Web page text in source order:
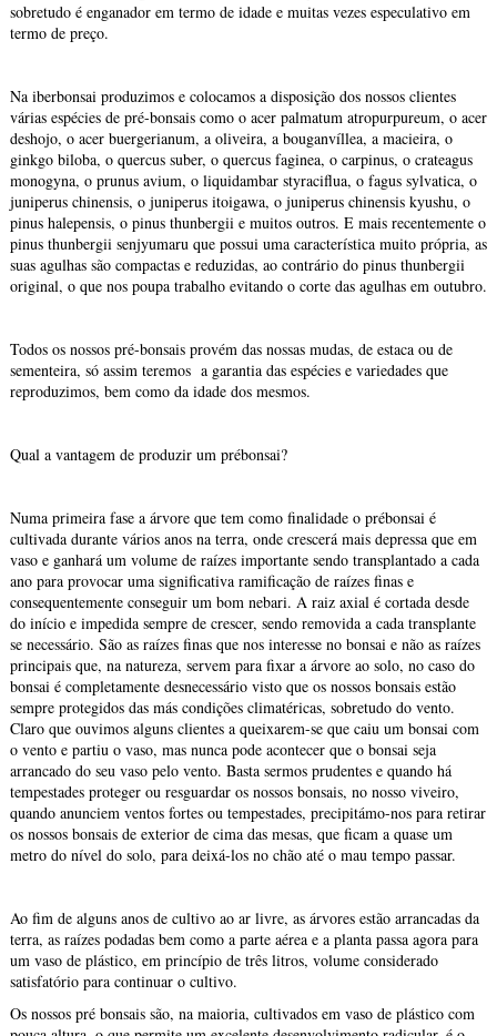
sobretudo é enganador em termo de idade e muitas vezes especulativo em
termo de preço.
Na iberbonsai produzimos e colocamos a disposição dos nossos clientes
várias espécies de pré-bonsais como o acer palmatum atropurpureum, o acer
deshojo, o acer buergerianum, a oliveira, a bouganvíllea, a macieira, o
ginkgo biloba, o quercus suber, o quercus faginea, o carpinus, o crateagus
monogyna, o prunus avium, o liquidambar styraciflua, o fagus sylvatica, o
juniperus chinensis, o juniperus itoigawa, o juniperus chinensis kyushu, o
pinus halepensis, o pinus thunbergii e muitos outros. E mais recentemente o
pinus thunbergii senjyumaru que possui uma característica muito própria, as
suas agulhas são compactas e reduzidas, ao contrário do pinus thunbergii
original, o que nos poupa trabalho evitando o corte das agulhas em outubro.
Todos os nossos pré-bonsais provém das nossas mudas, de estaca ou de
sementeira, só assim teremos a garantia das espécies e variedades que
reproduzimos, bem como da idade dos mesmos.
Qual a vantagem de produzir um prébonsai?
Numa primeira fase a árvore que tem como finalidade o prébonsai é
cultivada durante vários anos na terra, onde crescerá mais depressa que em
vaso e ganhará um volume de raízes importante sendo transplantado a cada
ano para provocar uma significativa ramificação de raízes finas e
consequentemente conseguir um bom nebari. A raiz axial é cortada desde
do início e impedida sempre de crescer, sendo removida a cada transplante
se necessário. São as raízes finas que nos interesse no bonsai e não as raízes
principais que, na natureza, servem para fixar a árvore ao solo, no caso do
bonsai é completamente desnecessário visto que os nossos bonsais estão
sempre protegidos das más condições climatéricas, sobretudo do vento.
Claro que ouvimos alguns clientes a queixarem-se que caiu um bonsai com
o vento e partiu o vaso, mas nunca pode acontecer que o bonsai seja
arrancado do seu vaso pelo vento. Basta sermos prudentes e quando há
tempestades proteger ou resguardar os nossos bonsais, no nosso viveiro,
quando anunciem ventos fortes ou tempestades, precipitámo-nos para retirar
os nossos bonsais de exterior de cima das mesas, que ficam a quase um
metro do nível do solo, para deixá-los no chão até o mau tempo passar.
Ao fim de alguns anos de cultivo ao ar livre, as árvores estão arrancadas da
terra, as raízes podadas bem como a parte aérea e a planta passa agora para
um vaso de plástico, em princípio de três litros, volume considerado
satisfatório para continuar o cultivo.
Os nossos pré bonsais são, na maioria, cultivados em vaso de plástico com